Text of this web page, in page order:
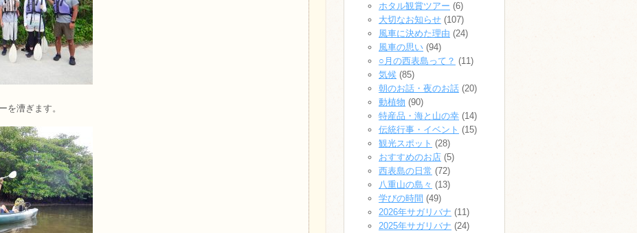
を漕ぎます。
ホタル観賞ツアー (6)
大切なお知らせ (107)
風車に決めた理由 (24)
風車の思い (94)
○月の西表島って？ (11)
気候 (85)
朝のお話・夜のお話 (20)
動植物 (90)
特産品・海と山の幸 (14)
伝統行事・イベント (15)
観光スポット (28)
おすすめのお店 (5)
西表島の日常 (72)
八重山の島々 (13)
学びの時間 (49)
2026年サガリバナ (11)
2025年サガリバナ (24)